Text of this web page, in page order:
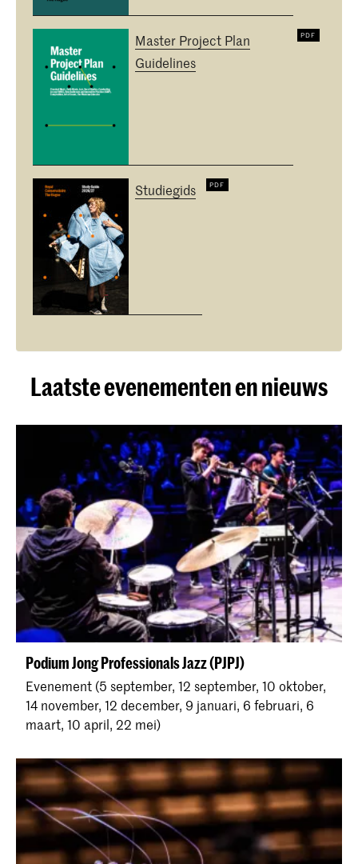
Master Project Plan
Guidelines
Studiegids
Laatste evenementen en nieuws
Podium Jong Professionals Jazz (PJPJ)
Evenement (5 september, 12 september, 10 oktober,
14 november, 12 december, 9 januari, 6 februari, 6
maart, 10 april, 22 mei)